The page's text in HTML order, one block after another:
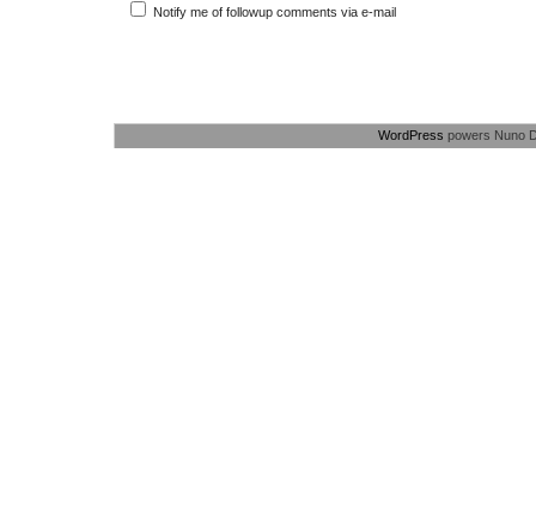
Notify me of followup comments via e-mail
WordPress powers Nuno